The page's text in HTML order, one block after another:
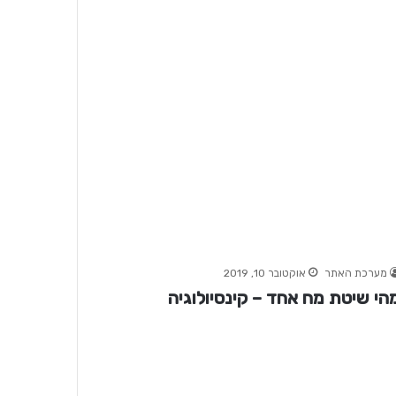
מערכת האתר אוקטובר 10, 2019
שיטת מח אחד – קינסיולוגיה